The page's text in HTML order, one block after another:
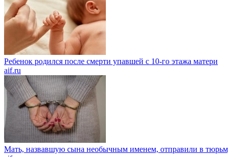
Ребенок родился после смерти упавшей с 10-го этажа матери
aif.ru
Мать, назвавшую сына необычным именем, отправили в